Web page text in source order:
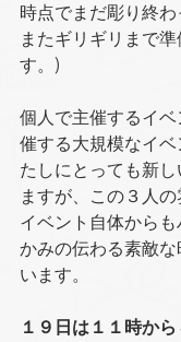
時点でまだ彫り終わ
またギリギリまで
す。)
個人で主催するイ
催する大規模なイ
たしにとっても新
ますが、この３人
イベント自体から
かみの伝わる素敵
います。
１９日は１１時か